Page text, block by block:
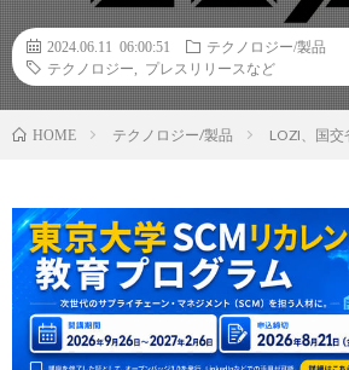
2024.06.11 06:00:51
テクノロジー/製品
テクノロジー
プレスリリースなど
HOME テクノロジー/製品 LOZI、国